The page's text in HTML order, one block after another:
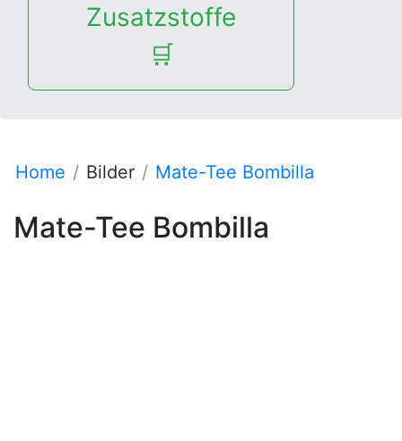
Zusatzstoffe
🛒
Home Bilder Mate-Tee Bombilla
Mate-Tee Bombilla